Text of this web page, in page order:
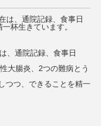
は、通院記録、食事日
杯生きています。
、通院記録、食事日
大腸炎、2つの難病とう
つつ、できることを精一